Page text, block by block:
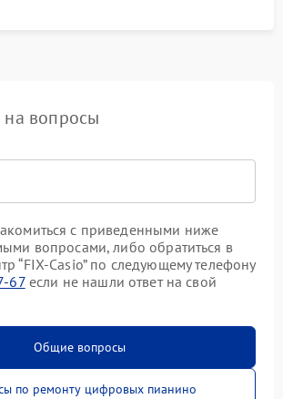
на вопросы
с приведенными ниже
вопросами, либо обратиться в
“FIX-Casio” по следующему телефону
67если не нашли ответ на свой
Общие вопросы
по ремонту цифровых пианино